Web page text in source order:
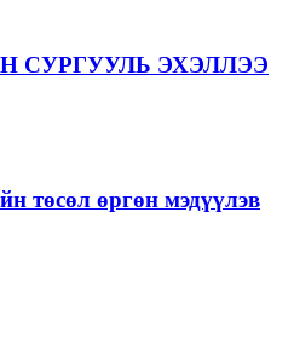
ЭХЭЛЛЭЭ
төсөл өргөн мэдүүлэв